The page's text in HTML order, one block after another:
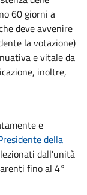
60 giorni a
deve avvenire
la votazione)
e vitale da
inoltre,
e
della
dall'unità
fino al 4°